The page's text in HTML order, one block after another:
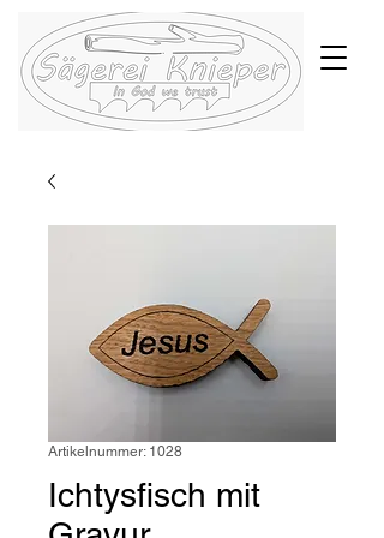
Artikelnummer: 1028
Ichtysfisch mit